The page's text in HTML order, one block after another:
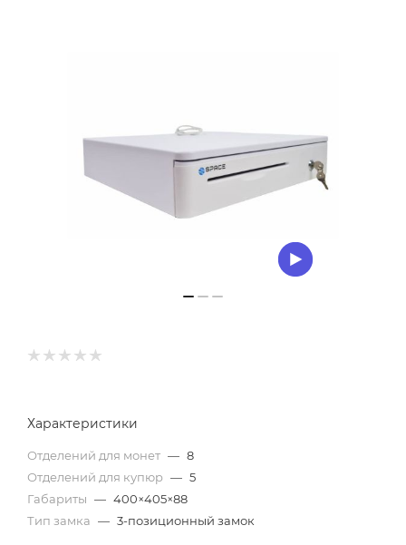
Характеристики
Отделений для монет — 8
Отделений для купюр — 5
Габариты — 400×405×88
Тип замка — 3-позиционный замок